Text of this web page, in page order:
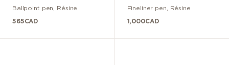
Ans
Ballpoint pen Résine
565CAD
Fineliner pen Résine
1,000CAD